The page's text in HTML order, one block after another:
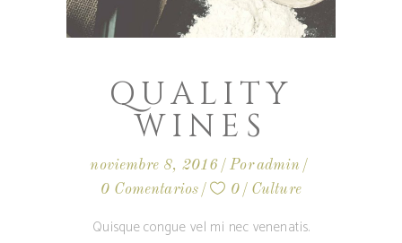
QUALITY
WINES
noviembre 8, 2016 Poradmin
0 Comentarios
0 Culture
Quisque congue vel mi nec venenatis.